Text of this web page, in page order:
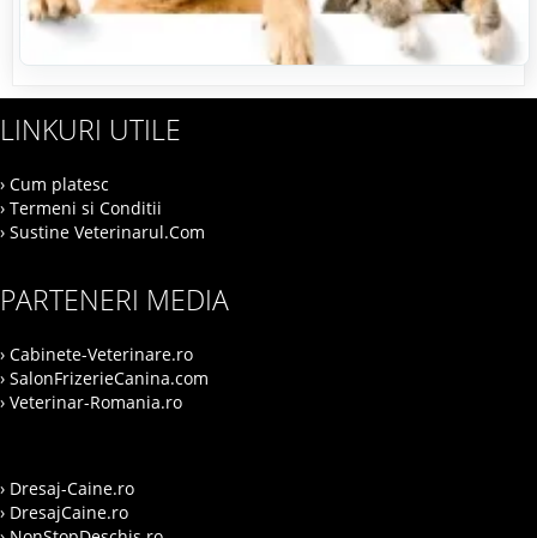
LINKURI UTILE
› Cum platesc
› Termeni si Conditii
› Sustine Veterinarul.Com
PARTENERI MEDIA
› Cabinete-Veterinare.ro
› SalonFrizerieCanina.com
› Veterinar-Romania.ro
› Dresaj-Caine.ro
› DresajCaine.ro